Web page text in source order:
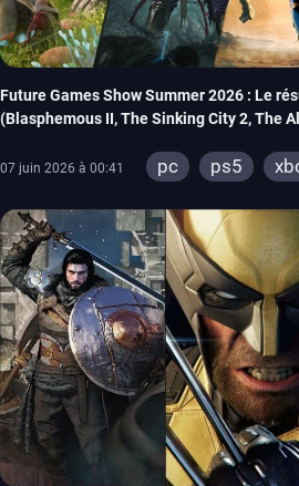
Future Games Show Summer 2026 : Le
(Blasphemous II, The Sinking City 2, The
07 juin 2026 à 00:41 pc ps5
meta quest
steamvr